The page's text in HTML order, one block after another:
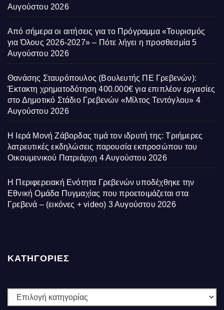
Αυγούστου 2026
Από σήμερα οι αιτήσεις για το Πρόγραμμα «Τουρισμός
για Όλους 2026-2027» – Πότε λήγει η προσθεσμία 5
Αυγούστου 2026
Θανάσης Σταυρόπουλος (Βουλευτής ΠΕ Γρεβενών):
Έκτακτη χρηματοδότηση 400.000€ για επιπλέον εργασίες
στο Δημοτικό Στάδιο Γρεβενών «Μίλτος Τεντόγλου» 4
Αυγούστου 2026
Η Ιερά Μονή Ζάβορδας τιμά τον ιδρυτή της: Τριήμερες
λατρευτικές εκδηλώσεις παρουσία εκπροσώπου του
Οικουμενικού Πατριάρχη 4 Αυγούστου 2026
Η Περιφερειακή Ενότητα Γρεβενών υποδέχθηκε την
Εθνική Ομάδα Πυγμαχίας που προετοιμάζεται στα
Γρεβενά – (εικόνες + video) 3 Αυγούστου 2026
ΚΑΤΗΓΟΡΙΕΣ
ΚΑΤΗΓΟΡΙΕΣ